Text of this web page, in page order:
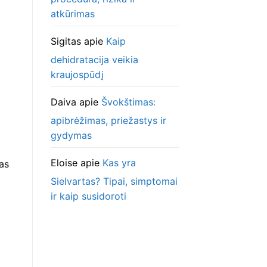
atkūrimas
Sigitasapie Kaip
dehidratacija veikia
kraujospūdį
Daiva apie Švokštimas:
apibrėžimas, priežastys ir
gydymas
Eloiseapie Kas yra
Sielvartas? Tipai, simptomai
ir kaip susidoroti